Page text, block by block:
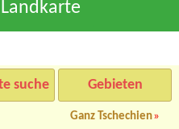
Landkarte
suche Gebieten
Ganz Tschechien»